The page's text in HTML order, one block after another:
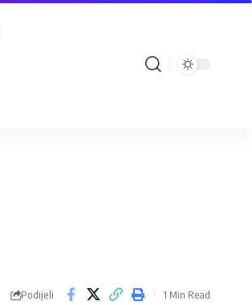
Podijeli 1 Min Read